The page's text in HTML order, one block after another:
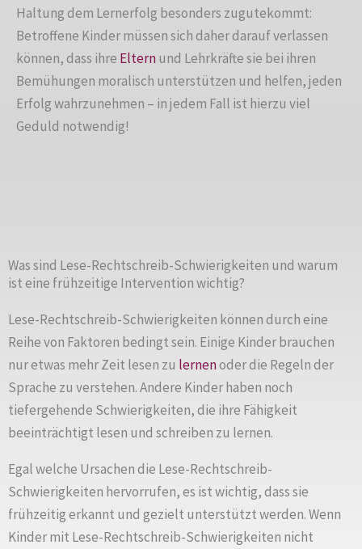
Haltung dem Lernerfolg besonders zugutekommt:
Betroffene Kinder müssen sich daher darauf verlassen
können, dass ihre Elternund Lehrkräfte sie bei ihren
Bemühungen moralisch unterstützen und helfen, jeden
Erfolg wahrzunehmen – in jedem Fall ist hierzu viel
Geduld notwendig!
Was sind Lese-Rechtschreib-Schwierigkeiten und warum
ist eine frühzeitige Intervention wichtig?
Lese-Rechtschreib-Schwierigkeiten können durch eine
Reihe von Faktoren bedingt sein. Einige Kinder brauchen
nur etwas mehr Zeit lesen zu lernenoder die Regeln der
Sprache zu verstehen. Andere Kinder haben noch
tiefergehende Schwierigkeiten, die ihre Fähigkeit
beeinträchtigt lesen und schreiben zu lernen.
Egal welche Ursachen die Lese-Rechtschreib-
Schwierigkeiten hervorrufen, es ist wichtig, dass sie
frühzeitig erkannt und gezielt unterstützt werden. Wenn
Kinder mit Lese-Rechtschreib-Schwierigkeiten nicht